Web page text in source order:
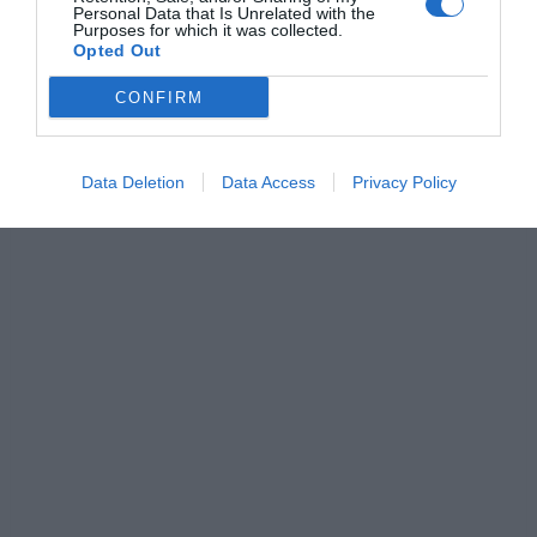
Personal Data that Is Unrelated with the
Purposes for which it was collected.
Opted Out
CONFIRM
Data Deletion Data Access Privacy Policy